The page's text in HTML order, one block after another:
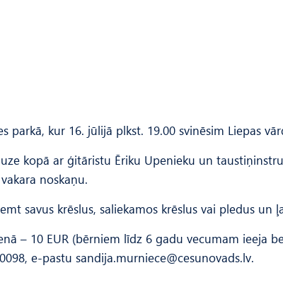
parkā, kur 16. jūlijā plkst. 19.00 svinēsim Liepas
kopā ar ģitāristu Ēriku Upenieku un
noskaņu.
savus krēslus, saliekamos krēslus vai pledus un
– 10 EUR (bērniem līdz 6 gadu vecumam ieeja
e-pastu sandija.murniece@cesunovads.lv.